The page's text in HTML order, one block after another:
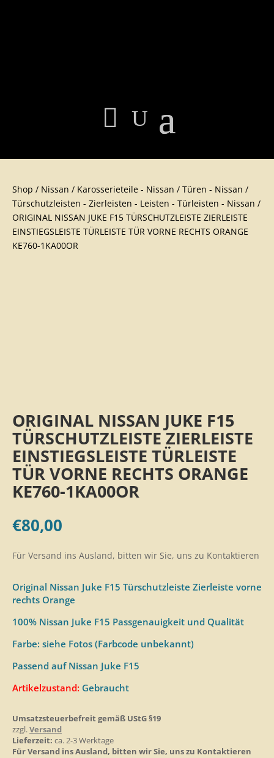
Shop / Nissan / Karosserieteil​e - Nissan / Türen - Nissan /
Türschutzleisten - Zierleisten - Leisten - Türleisten - Nissan /
ORIGINAL NISSAN JUKE F15 TÜRSCHUTZLEISTE ZIERLEISTE
EINSTIEGSLEISTE TÜRLEISTE TÜR VORNE RECHTS ORANGE
KE760-1KA00OR
ORIGINAL NISSAN JUKE F15
TÜRSCHUTZLEISTE ZIERLEISTE
EINSTIEGSLEISTE TÜRLEISTE
TÜR VORNE RECHTS ORANGE
KE760-1KA00OR
€80,00
Für Versand ins Ausland, bitten wir Sie, uns zu Kontaktieren
Original Nissan Juke F15 Türschutzleiste Zierleiste vorne
rechts Orange
100% Nissan Juke F15 Passgenauigkeit und Qualität
Farbe: siehe Fotos (Farbcode unbekannt)
Passend auf Nissan Juke F15
Artikelzustand: Gebraucht
Umsatzsteuerbefreit gemäß UStG §19
zzgl.Versand
Lieferzeit: ca. 2-3 Werktage
Für Versand ins Ausland, bitten wir Sie, uns zu Kontaktieren